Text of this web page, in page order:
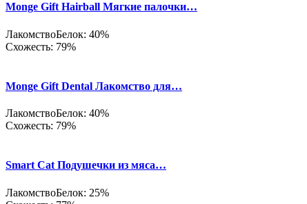
Monge Gift Hairball Мягкие палочки…
ЛакомствоБелок: 40%
Схожесть: 79%
Monge Gift Dental Лакомство для…
ЛакомствоБелок: 40%
Схожесть: 79%
Smart Cat Подушечки из мяса…
ЛакомствоБелок: 25%